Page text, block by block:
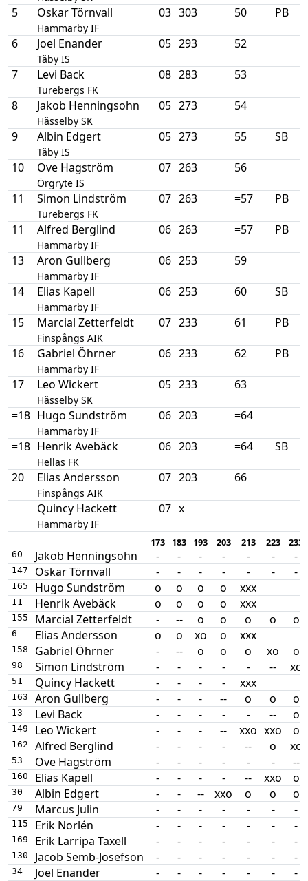
5 Oskar Törnvall
Hammarby IF
03 303 50 PB
6 Joel Enander
Täby IS
05 293 52
7 Levi Back
Turebergs FK
08 283 53
8 Jakob Henningsohn
Hässelby SK
05 273 54
9 Albin Edgert
Täby IS
05 273 55 SB
10 Ove Hagström
Örgryte IS
07 263 56
11 Simon Lindström
Turebergs FK
07 263 =57 PB
11 Alfred Berglind
Hammarby IF
06 263 =57 PB
13 Aron Gullberg
Hammarby IF
06 253 59
14 Elias Kapell
Hammarby IF
06 253 60 SB
15 Marcial Zetterfeldt
Finspångs AIK
07 233 61 PB
16 Gabriel Öhrner
Hammarby IF
06 233 62 PB
17 Leo Wickert
Hässelby SK
05 233 63
=18 Hugo Sundström
Hammarby IF
06 203 =64
=18 Henrik Avebäck
Hellas FK
06 203 =64 SB
20 Elias Andersson
Finspångs AIK
07 203 66
Quincy Hackett
Hammarby IF
07 x
173 183 193 203 213 223 233
60 Jakob Henningsohn - - - - - - -
147 Oskar Törnvall - - - - - - -
165 Hugo Sundström o o o o xxx
11 Henrik Avebäck o o o o xxx
155 Marcial Zetterfeldt - -- o o o o o
6 Elias Andersson o o xo o xxx
158 Gabriel Öhrner - -- o o o xo o
98 Simon Lindström - - - - - -- xo
51 Quincy Hackett - - - - xxx
163 Aron Gullberg - - - -- o o o
13 Levi Back - - - - - -- o
149 Leo Wickert - - - -- xxo xxo o
162 Alfred Berglind - - - - -- o xo
53 Ove Hagström - - - - - - --
160 Elias Kapell - - - - -- xxo o
30 Albin Edgert - - -- xxo o o o
79 Marcus Julin - - - - - - -
115 Erik Norlén - - - - - - -
169 Erik Larripa Taxell - - - - - - -
130 Jacob Semb-Josefson - - - - - - -
34 Joel Enander - - - - - - -